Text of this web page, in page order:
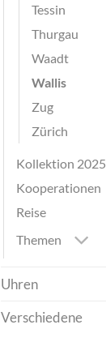
Tessin
Thurgau
Waadt
Wallis
Zug
Zürich
Kollektion 2025
Kooperationen
Reise
Themen
Uhren
Verschiedene